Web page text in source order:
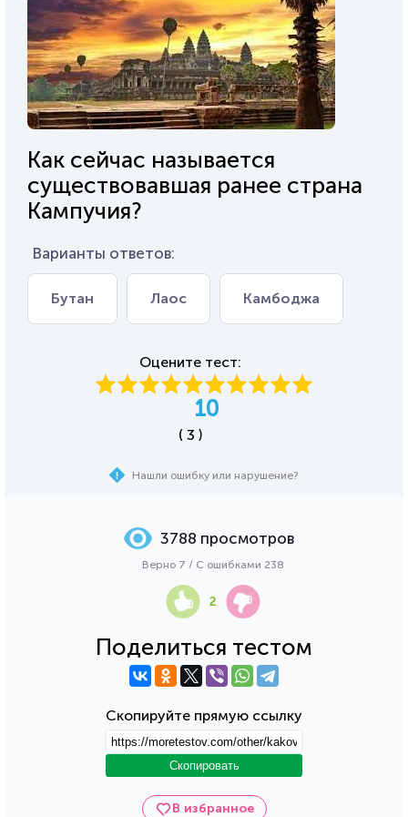
Как сейчас называется
существовавшая ранее страна
Кампучия?
Варианты ответов:
Бутан Лаос Камбоджа
Оцените тест:
10
( 3 )
Нашли ошибку или нарушение?
В избранное
Поделиться тестом
Скопируйте прямую ссылку
Скопировать
3788 просмотров
Верно 7 / С ошибками 238
2